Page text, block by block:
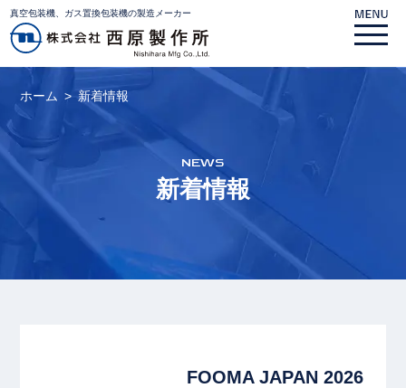
真空包装機、ガス置換包装機の製造メーカー
ホーム 新着情報
NEWS
新着情報
FOOMA JAPAN 2026